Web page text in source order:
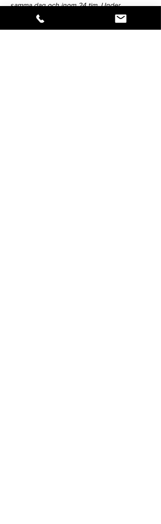
samma dag och inom 24 tim. Under
ansträngda perioder och högsäsong kan det
dock variera. Strävan är alltid att avlämna svar